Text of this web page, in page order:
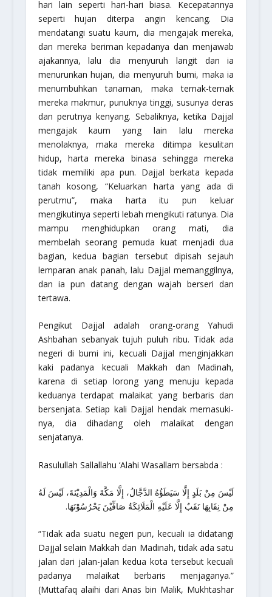
hari lain seperti hari-hari biasa. Kecepatannya
seperti hujan diterpa angin kencang. Dia
mendatangi suatu kaum, dia mengajak mereka,
dan mereka beriman kepadanya dan menjawab
ajakannya, lalu dia menyuruh langit dan ia
menurunkan hujan, dia menyuruh bumi, maka ia
menumbuhkan tanaman, maka ternak-ternak
mereka makmur, punuknya tinggi, susunya deras
dan perutnya kenyang. Sebaliknya, ketika Dajjal
mengajak kaum yang lain lalu mereka
menolaknya, maka mereka ditimpa kesulitan
hidup, harta mereka binasa sehingga mereka
tidak memiliki apa pun. Dajjal berkata kepada
tanah kosong, “Keluarkan harta yang ada di
perutmu”, maka harta itu pun keluar
mengikutinya seperti lebah mengikuti ratunya. Dia
mampu menghidupkan orang mati, dia
membelah seorang pemuda kuat menjadi dua
bagian, kedua bagian tersebut dipisah sejauh
lemparan anak panah, lalu Dajjal memanggilnya,
dan ia pun datang dengan wajah berseri dan
tertawa.
Pengikut Dajjal adalah orang-orang Yahudi
Ashbahan sebanyak tujuh puluh ribu. Tidak ada
negeri di bumi ini, kecuali Dajjal menginjakkan
kaki padanya kecuali Makkah dan Madinah,
karena di setiap lorong yang menuju kepada
keduanya terdapat malaikat yang berbaris dan
bersenjata. Setiap kali Dajjal hendak memasuki-
nya, dia dihadang oleh malaikat dengan
senjatanya.
Rasulullah Sallallahu ‘Alahi Wasallam bersabda :
لَيْسَ مِنْ بَلَدٍ إِلَّا سَيَطَؤُهُ الدَّجَّالُ، إِلَّا مَكَّةَ وَالْمَدِيْنَةَ، لَيْسَ لَهُ
مِنْ نِقَابِهَا نَقَبٌ إِلَّا عَلَيْهِ الْمَلَائِكَةُ صَافِّيْنَ يَحْرُسُوْنَهَا.
“Tidak ada suatu negeri pun, kecuali ia didatangi
Dajjal selain Makkah dan Madinah, tidak ada satu
jalan dari jalan-jalan kedua kota tersebut kecuali
padanya malaikat berbaris menjaganya.”
(Muttafaq alaihi dari Anas bin Malik, Mukhtashar